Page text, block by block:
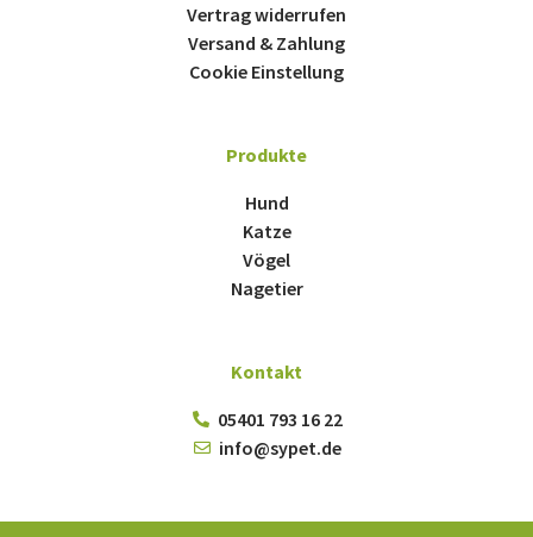
Vertrag widerrufen
Versand & Zahlung
Cookie Einstellung
Produkte
Hund
Katze
Vögel
Nagetier
Kontakt
05401 793 16 22
info@sypet.de